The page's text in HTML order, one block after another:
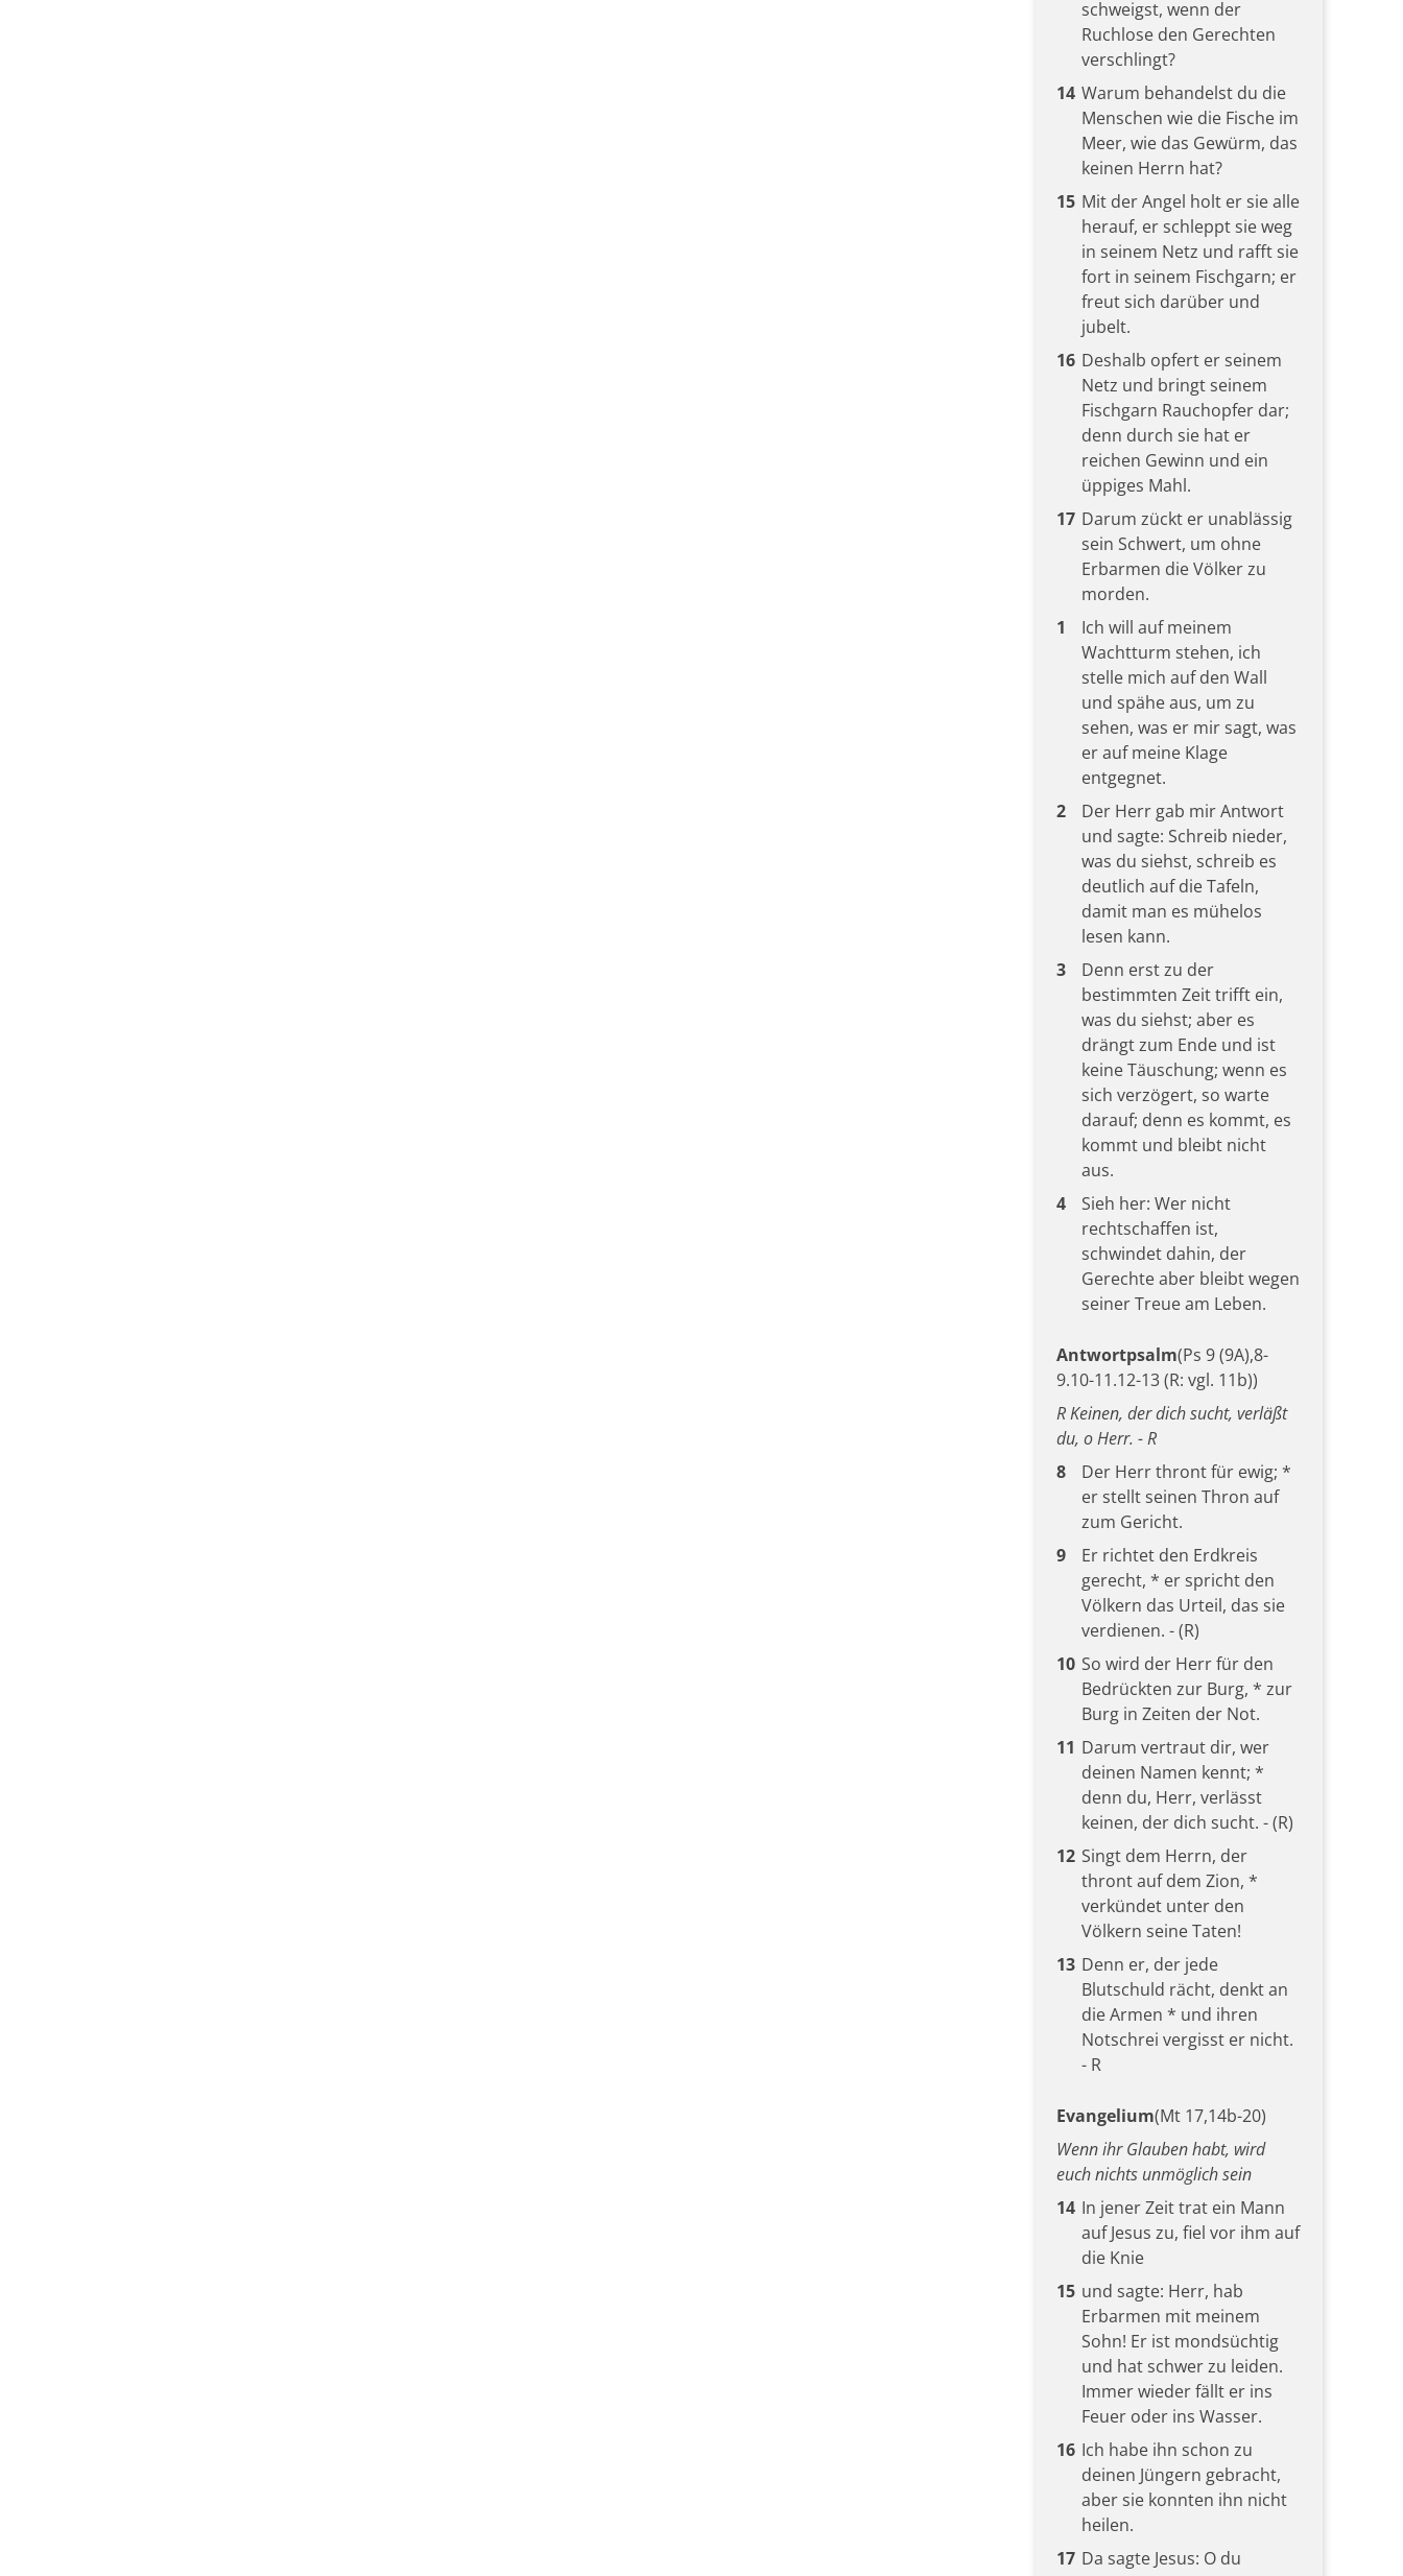
schweigst, wenn der
Ruchlose den Gerechten
verschlingt?
14 Warum behandelst du die
Menschen wie die Fische im
Meer, wie das Gewürm, das
keinen Herrn hat?
15 Mit der Angel holt er sie alle
herauf, er schleppt sie weg
in seinem Netz und rafft sie
fort in seinem Fischgarn; er
freut sich darüber und
jubelt.
16 Deshalb opfert er seinem
Netz und bringt seinem
Fischgarn Rauchopfer dar;
denn durch sie hat er
reichen Gewinn und ein
üppiges Mahl.
17 Darum zückt er unablässig
sein Schwert, um ohne
Erbarmen die Völker zu
morden.
1
Ich will auf meinem
Wachtturm stehen, ich
stelle mich auf den Wall
und spähe aus, um zu
sehen, was er mir sagt, was
er auf meine Klage
entgegnet.
2
Der Herr gab mir Antwort
und sagte: Schreib nieder,
was du siehst, schreib es
deutlich auf die Tafeln,
damit man es mühelos
lesen kann.
3
Denn erst zu der
bestimmten Zeit trifft ein,
was du siehst; aber es
drängt zum Ende und ist
keine Täuschung; wenn es
sich verzögert, so warte
darauf; denn es kommt, es
kommt und bleibt nicht
aus.
4
Sieh her: Wer nicht
rechtschaffen ist,
schwindet dahin, der
Gerechte aber bleibt wegen
seiner Treue am Leben.
Antwortpsalm(Ps 9 (9A),8-
9.10-11.12-13 (R: vgl. 11b))
R Keinen, der dich sucht, verläßt
du, o Herr. - R
8
Der Herr thront für ewig; *
er stellt seinen Thron auf
zum Gericht.
9
Er richtet den Erdkreis
gerecht, * er spricht den
Völkern das Urteil, das sie
verdienen. - (R)
10 So wird der Herr für den
Bedrückten zur Burg, * zur
Burg in Zeiten der Not.
11 Darum vertraut dir, wer
deinen Namen kennt; *
denn du, Herr, verlässt
keinen, der dich sucht. - (R)
12 Singt dem Herrn, der
thront auf dem Zion, *
verkündet unter den
Völkern seine Taten!
13 Denn er, der jede
Blutschuld rächt, denkt an
die Armen * und ihren
Notschrei vergisst er nicht.
- R
Evangelium(Mt 17,14b-20)
Wenn ihr Glauben habt, wird
euch nichts unmöglich sein
14 In jener Zeit trat ein Mann
auf Jesus zu, fiel vor ihm auf
die Knie
15 und sagte: Herr, hab
Erbarmen mit meinem
Sohn! Er ist mondsüchtig
und hat schwer zu leiden.
Immer wieder fällt er ins
Feuer oder ins Wasser.
16 Ich habe ihn schon zu
deinen Jüngern gebracht,
aber sie konnten ihn nicht
heilen.
17 Da sagte Jesus: O du